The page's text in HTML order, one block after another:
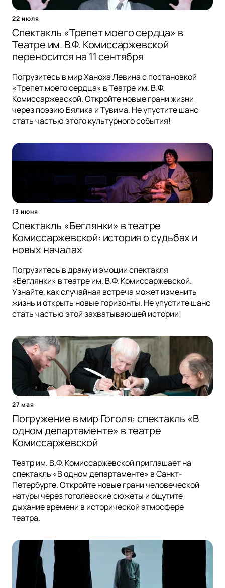
22 июля
Спектакль «Трепет моего сердца» в
Театре им. В.Ф. Комиссаржевской
переносится на 11 сентября
Погрузитесь в мир Ханоха Левина с постановкой
«Трепет моего сердца» в Театре им. В.Ф.
Комиссаржевской. Откройте новые грани жизни
через поэзию Бялика и Тувима. Не упустите шанс
стать частью этого культурного события!
13 июня
Спектакль «Беглянки» в театре
Комиссаржевской: история о судьбах и
новых началах
Погрузитесь в драму и эмоции спектакля
«Беглянки» в театре им. В.Ф. Комиссаржевской.
Узнайте, как случайная встреча может изменить
жизнь и открыть новые горизонты. Не упустите шанс
стать частью этой захватывающей истории!
27 мая
Погружение в мир Гоголя: спектакль «В
одном департаменте» в театре
Комиссаржевской
Театр им. В.Ф. Комиссаржевской приглашает на
спектакль «В одном департаменте» в Санкт-
Петербурге. Откройте новые грани человеческой
натуры через гоголевские сюжеты и ощутите
дыхание времени в исторической атмосфере
театра.